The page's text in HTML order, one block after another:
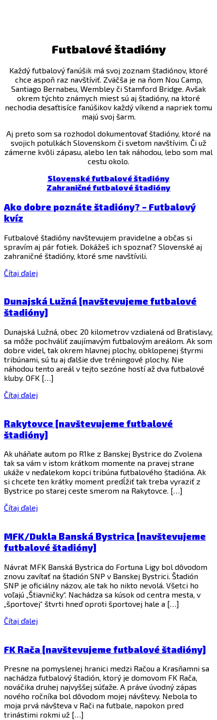
Futbalové štadióny
Každý futbalový fanúšik má svoj zoznam štadiónov, ktoré
chce aspoň raz navštíviť. Zväčša je na ňom Nou Camp,
Santiago Bernabeu, Wembley či Stamford Bridge. Avšak
okrem týchto známych miest sú aj štadióny, na ktoré
nechodia desaťtisíce fanúšikov každý víkend a napriek tomu
majú svoj šarm.
Aj preto som sa rozhodol dokumentovať štadióny, ktoré na
svojich potulkách Slovenskom či svetom navštívim. Či už
zámerne kvôli zápasu, alebo len tak náhodou, lebo som mal
cestu okolo.
Slovenské futbalové štadióny
Zahraničné futbalové štadióny
Ako dobre poznáte štadióny? – Futbalový
kvíz
Futbalové štadióny navštevujem pravidelne a občas si
spravím aj pár fotiek. Dokážeš ich spoznať? Slovenské aj
zahraničné štadióny, ktoré sme navštívili.
Čítaj ďalej
Dunajská Lužná [navštevujeme futbalové
štadióny]
Dunajská Lužná, obec 20 kilometrov vzdialená od Bratislavy,
sa môže pochváliť zaujímavým futbalovým areálom. Ak som
dobre videl, tak okrem hlavnej plochy, obklopenej štyrmi
tribúnami, sú tu aj ďalšie dve tréningové plochy. Nie
náhodou tento areál v tejto sezóne hostí až dva futbalové
kluby. OFK […]
Čítaj ďalej
Rakytovce [navštevujeme futbalové
štadióny]
Ak uháňate autom po R1ke z Banskej Bystrice do Zvolena
tak sa vám v istom krátkom momente na pravej strane
ukáže v neďalekom kopci tribúna futbalového štadióna. Ak
si chcete ten krátky moment predĺžiť tak treba vyraziť z
Bystrice po starej ceste smerom na Rakytovce. […]
Čítaj ďalej
MFK/Dukla Banská Bystrica [navštevujeme
futbalové štadióny]
Návrat MFK Banská Bystrica do Fortuna Ligy bol dôvodom
znovu zavítať na štadión SNP v Banskej Bystrici. Štadión
SNP je oficiálny názov, ale tak ho nikto nevolá. Všetci ho
voľajú „Štiavničky“. Nachádza sa kúsok od centra mesta, v
„športovej“ štvrti hneď oproti športovej hale a […]
Čítaj ďalej
FK Rača [navštevujeme futbalové štadióny]
Presne na pomyslenej hranici medzi Račou a Krasňamni sa
nachádza futbalový štadión, ktorý je domovom FK Rača,
nováčika druhej najvyššej súťaže. A práve úvodný zápas
nového ročníka bol dôvodom mojej návštevy. Nebola to
moja prvá návšteva v Rači na futbale, napokon pred
trinástimi rokmi už […]